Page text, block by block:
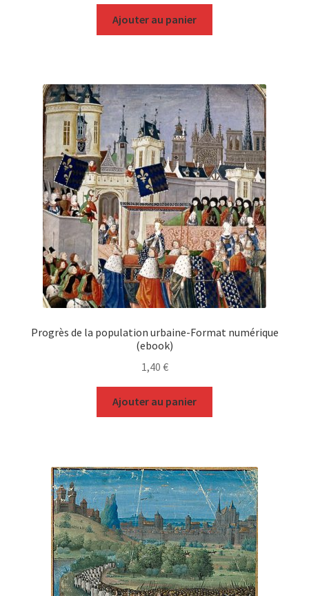
Ajouter au panier
Progrès de la population urbaine-Format numérique
(ebook)
1,40 €
Ajouter au panier